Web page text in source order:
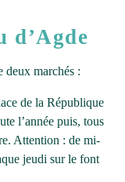
d’Agde
deux marchés :
de la République
l’année puis, tous
Attention : de mi-
jeudi sur le font